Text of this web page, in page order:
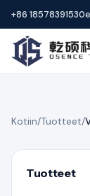
+86 18578391530
Kotiin/Tuotteet/
Tuotteet